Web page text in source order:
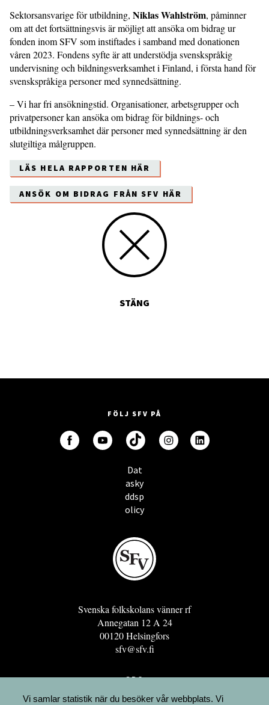
Sektorsansvarige för utbildning, Niklas Wahlström, påminner
om att det fortsättningsvis är möjligt att ansöka om bidrag ur
fonden inom SFV som instiftades i samband med donationen
våren 2023. Fondens syfte är att understödja svenskspråkig
undervisning och bildningsverksamhet i Finland, i första hand för
svenskspråkiga personer med synnedsättning.
– Vi har fri ansökningstid. Organisationer, arbetsgrupper och
privatpersoner kan ansöka om bidrag för bildnings- och
utbildningsverksamhet där personer med synnedsättning är den
slutgiltiga målgruppen.
LÄS HELA RAPPORTEN HÄR
ANSÖK OM BIDRAG FRÅN SFV HÄR
STÄNG
FÖLJ SFV PÅ
Dat
asky
ddsp
olicy
Svenska folkskolans vänner rf
Annegatan 12 A 24
00120 Helsingfors
sfv@sfv.fi
GRO
FÖRENINGSRESURSEN
Vi samlar statistik när du besöker vår webbplats. Vi